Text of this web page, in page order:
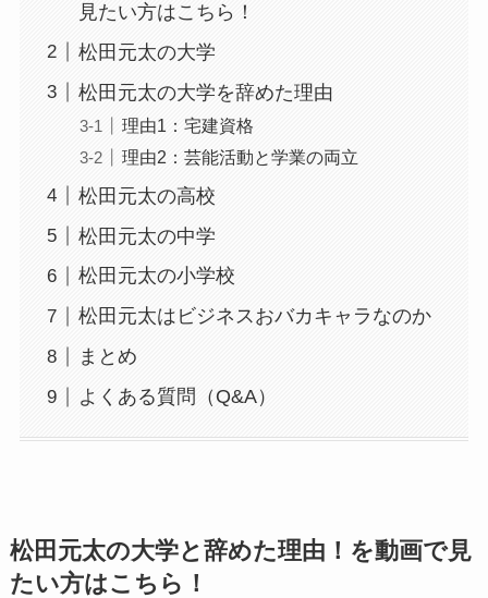
見たい方はこちら！
松田元太の大学
松田元太の大学を辞めた理由
理由1：宅建資格
理由2：芸能活動と学業の両立
松田元太の高校
松田元太の中学
松田元太の小学校
松田元太はビジネスおバカキャラなのか
まとめ
よくある質問（Q&A）
松田元太の大学と辞めた理由！を動画で見
たい方はこちら！